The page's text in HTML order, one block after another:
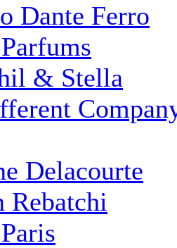
Dante Ferro
& Stella
Delacourte
Rebatchi